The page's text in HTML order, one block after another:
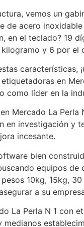
vemos un
de acero
en el teclado? 19
y 6 por el
características,
en
como líder en la
Mercado La
en investigación y
incesante.
bien
equipos
10kg, 15kg,
a su
La Perla N 1 con
medianos